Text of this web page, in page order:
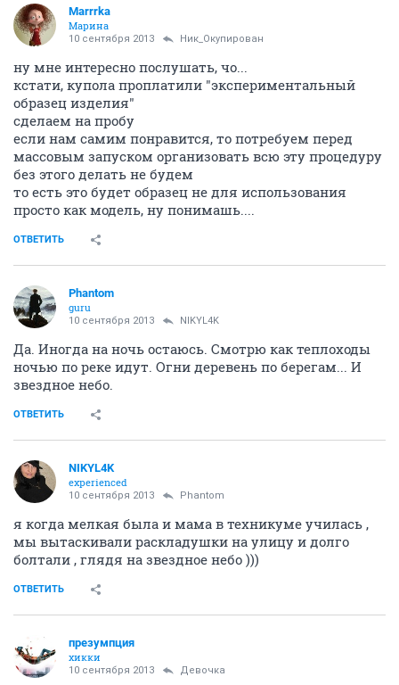
Marrrka
Марина
10 сентября 2013 Ник_Окупирован
ну мне интересно послушать, чо...
кстати, купола проплатили "экспериментальный
образец изделия"
сделаем на пробу
если нам самим понравится, то потребуем перед
массовым запуском организовать всю эту процедуру
без этого делать не будем
то есть это будет образец не для использования
просто как модель, ну понимашь....
ОТВЕТИТЬ
Phantom
guru
10 сентября 2013 NIKYL4K
Да. Иногда на ночь остаюсь. Смотрю как теплоходы
ночью по реке идут. Огни деревень по берегам... И
звездное небо.
ОТВЕТИТЬ
NIKYL4K
experienced
10 сентября 2013 Phantom
я когда мелкая была и мама в техникуме училась ,
мы вытаскивали раскладушки на улицу и долго
болтали , глядя на звездное небо )))
ОТВЕТИТЬ
презумпция
хикки
10 сентября 2013 Девочка